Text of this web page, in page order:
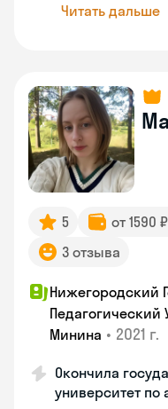
Читать дальше
5 от 1590
3 отзыва
Нижегородский
Педагогический
Минина • 2021 г.
Окончила
университет по